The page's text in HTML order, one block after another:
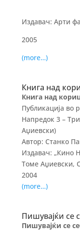
Издавач: Арти
2005
(more…)
Книга над
Книга над
Публикација во
Напредок 3 –
Аџиевски)
Автор: Станко
Издавач: „Кино
Томе Аџиевски,
2004
(more…)
Пишувајќи се
Пишувајќи се